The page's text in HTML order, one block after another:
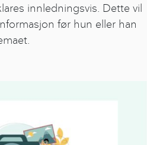
innledningsvis. Dette vil
før hun eller han